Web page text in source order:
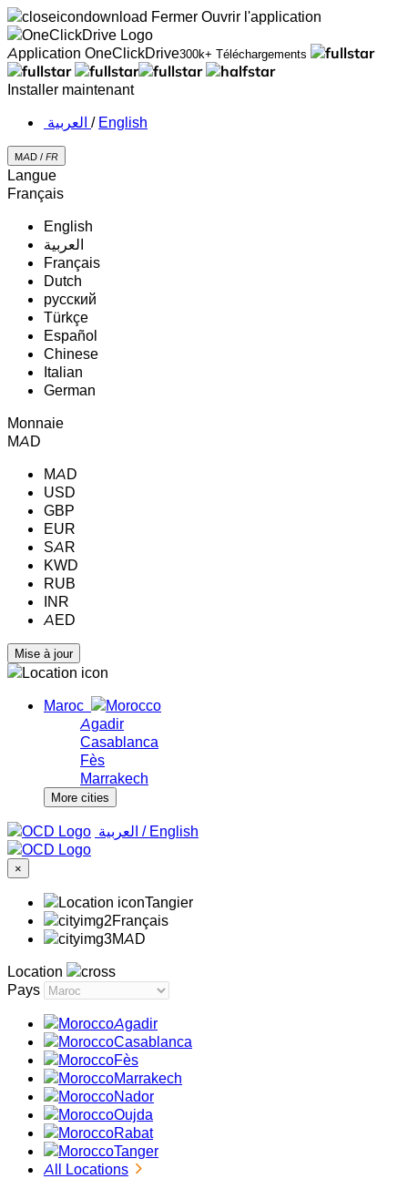
Fermer Ouvrir l'application
Application OneClickDrive300k+ Téléchargements
Installer maintenant
‏العربية ‏ / English
MAD / FR
Langue
Français
English
‏العربية‏
Français
Dutch
русский
Türkçe
Español
Chinese
Italian
German
Monnaie
MAD
MAD
USD
GBP
EUR
SAR
KWD
RUB
INR
AED
Maroc
Agadir
Casablanca
Fès
Marrakech
More cities
‏العربية ‏ / English
×
Tangier
Français
MAD
Location
Pays
Agadir
Casablanca
Fès
Marrakech
Nador
Oujda
Rabat
Tanger
All Locations